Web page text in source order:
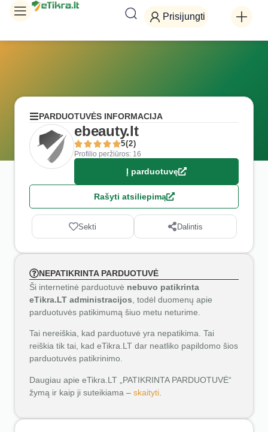
Prisijungti
PARDUOTUVĖS INFORMACIJA
ebeauty.lt
5(2)
Profilio peržiūros: 16
Į parduotuvę
Rašyti atsiliepimą
Sekti Dalintis
NEPATIKRINTA PARDUOTUVĖ
Ši internetinė parduotuvė nebuvo patikrinta
eTikra.LT administracijos , todėl duomenų apie
parduotuvės patikimumą šiuo metu neturime.
Tai nereiškia, kad parduotuvė yra nepatikima. Tai
reiškia tik tai, kad eTikra.LT dar neatliko papildomo šios
parduotuvės patikrinimo.
Daugiau apie eTikra.LT „PATIKRINTA PARDUOTUVĖ“
žymą ir kaip ji suteikiama – skaityti